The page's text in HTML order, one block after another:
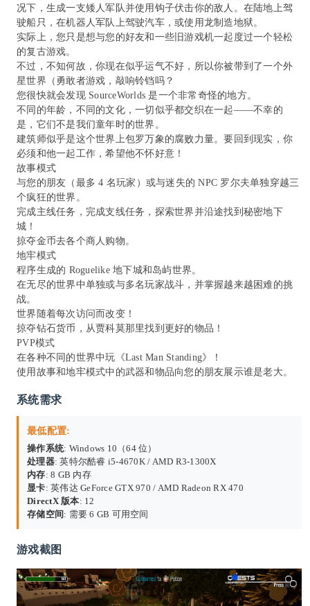
况下，生成一支矮人军队并使用钩子伏击你的敌人。在陆地上驾
驶船只，在机器人军队上驾驶汽车，或使用龙制造地狱。
实际上，您只是想与您的好友和一些旧游戏机一起度过一个轻松
的复古游戏。
不过，不知何故，你现在似乎运气不好，所以你被带到了一个外
星世界（勇敢者游戏，敲响铃铛吗？
您很快就会发现 SourceWorlds 是一个非常奇怪的地方。
不同的年龄，不同的文化，一切似乎都交织在一起——不幸的
是，它们不是我们童年时的世界。
建筑师似乎是这个世界上包罗万象的腐败力量。要回到现实，你
必须和他一起工作，希望他不怀好意！
故事模式
与您的朋友（最多 4 名玩家）或与迷失的 NPC 罗尔夫单独穿越三
个疯狂的世界。
完成主线任务，完成支线任务，探索世界并沿途找到秘密地下
城！
掠夺金币去各个商人购物。
地牢模式
程序生成的 Roguelike 地下城和岛屿世界。
在无尽的世界中单独或与多名玩家战斗，并掌握越来越困难的挑
战。
世界随着每次访问而改变！
掠夺钻石货币，从贾科莫那里找到更好的物品！
PVP模式
在各种不同的世界中玩《Last Man Standing》！
使用故事和地牢模式中的武器和物品向您的朋友展示谁是老大。
系统需求
最低配置:
操作系统: Windows 10（64 位）
处理器: 英特尔酷睿 i5-4670K / AMD R3-1300X
内存: 8 GB 内存
显卡: 英伟达 GeForce GTX 970 / AMD Radeon RX 470
DirectX 版本: 12
存储空间 : 需要 6 GB 可用空间
游戏截图